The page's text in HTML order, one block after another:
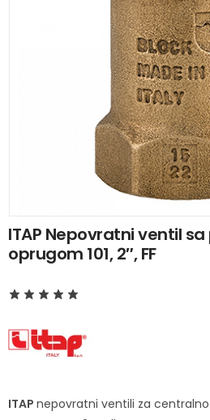
ITAP Nepovratni ventil
oprugom 101, 2″, FF
ITAP nepovratni ventili za